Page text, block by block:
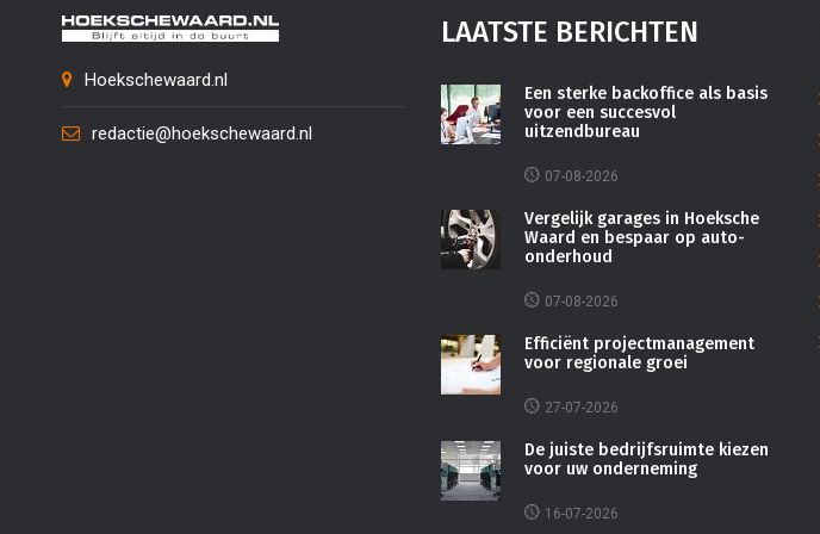
Hoekschewaard.nl
redactie@hoekschewaard.nl
LAATSTE BERICHTEN
Een sterke backoffice als basis
voor een succesvol
uitzendbureau
07-08-2026
Vergelijk garages in Hoeksche
Waard en bespaar op auto-
onderhoud
07-08-2026
Efficiënt projectmanagement
voor regionale groei
27-07-2026
De juiste bedrijfsruimte kiezen
voor uw onderneming
16-07-2026